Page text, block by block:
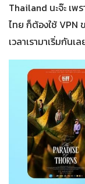
Thailand นะจ๊ะ เพ
ไทย ก็ต้องใช้ VPN
เวลาเรามาเริ่มกันเ